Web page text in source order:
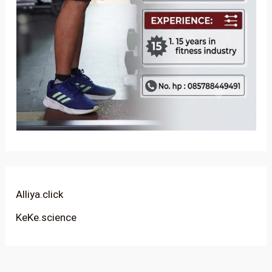
Alliya.click
KeKe.science